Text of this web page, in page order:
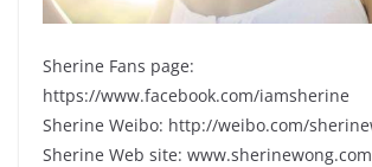
Sherine Fans page:
https://www.facebook.com/iamsherine
Sherine Weibo: http://weibo.com/
Sherine Web site: www.sherinewong.com